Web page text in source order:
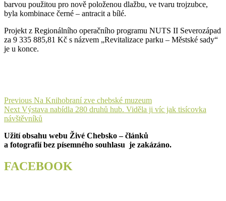
barvou použitou pro nově položenou dlažbu, ve tvaru trojzubce,
byla kombinace černé – antracit a bílé.
Projekt z Regionálního operačního programu NUTS II Severozápad
za 9 335 885,81 Kč s názvem „Revitalizace parku – Městské sady“
je u konce.
Navigace
pro
příspěvek
Previous Previous
post:
Na Knihobraní zve chebské muzeum
Next Next
post:
Výstava nabídla 280 druhů hub. Viděla ji víc jak tisícovka
návštěvníků
Užití obsahu webu Živé Chebsko – článků
a fotografií bez písemného souhlasu je zakázáno.
FACEBOOK